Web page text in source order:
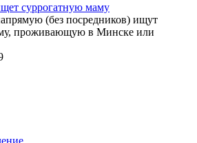
суррогатную маму
(без посредников) ищут
проживающую в Минске или